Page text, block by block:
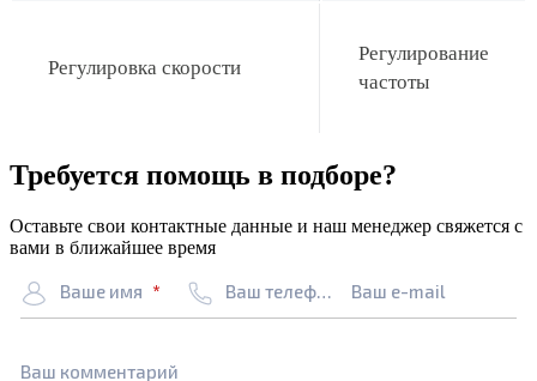
Регулировка скорости
Регулирование
частоты
Требуется помощь в подборе?
Оставьте свои контактные данные и наш менеджер свяжется с
вами в ближайшее время
Ваше имя Ваш телефон Ваш e-mail
Ваш комментарий